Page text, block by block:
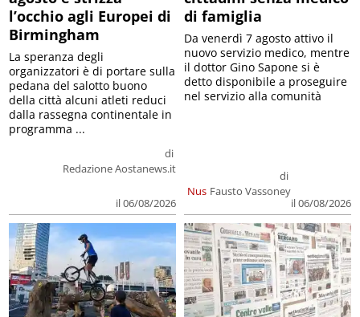
l’occhio agli Europei di
Birmingham
di
Redazione Aostanews.it
il 06/08/2026
La speranza degli
organizzatori è di portare sulla
pedana del salotto buono
della città alcuni atleti reduci
dalla rassegna continentale in
programma ...
di famiglia
Nus
di
Fausto Vassoney
il 06/08/2026
Da venerdì 7 agosto attivo il
nuovo servizio medico, mentre
il dottor Gino Sapone si è
detto disponibile a proseguire
nel servizio alla comunità